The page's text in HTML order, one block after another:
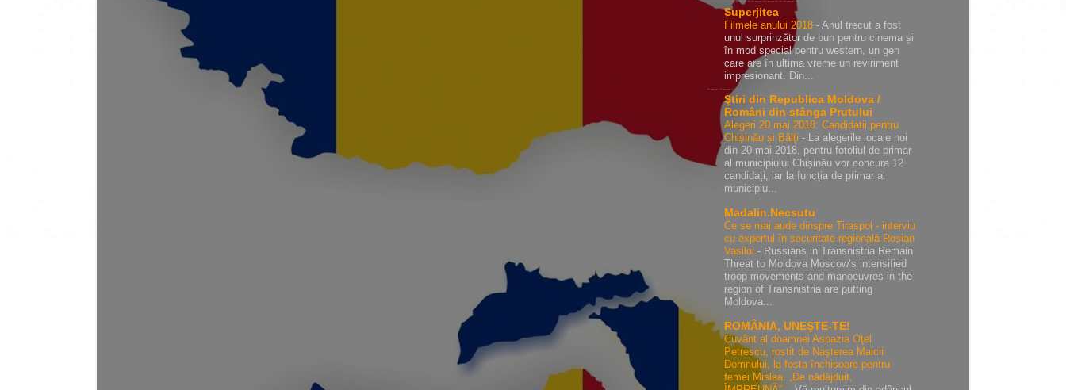
Superjitea
Filmele anului 2018 - Anul trecut a fost
unul surprinzător de bun pentru cinema și
în mod special pentru western, un gen
care are în ultima vreme un reviriment
impresionant. Din...
Ştiri din Republica Moldova /
Români din stânga Prutului
Alegeri 20 mai 2018: Candidații pentru
Chișinău și Bălți - La alegerile locale noi
din 20 mai 2018, pentru fotoliul de primar
al municipiului Chișinău vor concura 12
candidați, iar la funcția de primar al
municipiu...
Madalin.Necsutu
Ce se mai aude dinspre Tiraspol - interviu
cu expertul în securitate regională Rosian
Vasiloi - Russians in Transnistria Remain
Threat to Moldova Moscow’s intensified
troop movements and manoeuvres in the
region of Transnistria are putting
Moldova...
ROMÂNIA, UNEŞTE-TE!
Cuvânt al doamnei Aspazia Oţel
Petrescu, rostit de Naşterea Maicii
Domnului, la fosta închisoare pentru
femei Mislea. „De nădăjduit,